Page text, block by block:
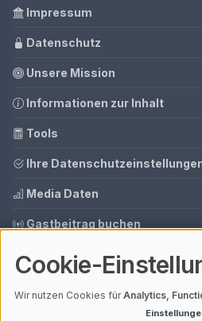
Impressum
Datenschutz
Unsere Mission
Informationen zur Inhalt
Tools
Ihre
Media Daten
Gastbeitrag buchen
Mit einemⓘ Affiliate-Link
Arbeit – ohne Mehrkosten für dich. Als
Cookie-
Wir nutzen Cookies fürAnalytics,